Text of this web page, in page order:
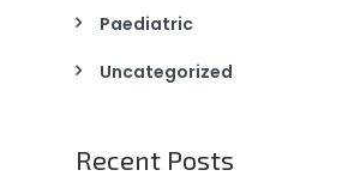
Paediatric
Uncategorized
Recent Posts